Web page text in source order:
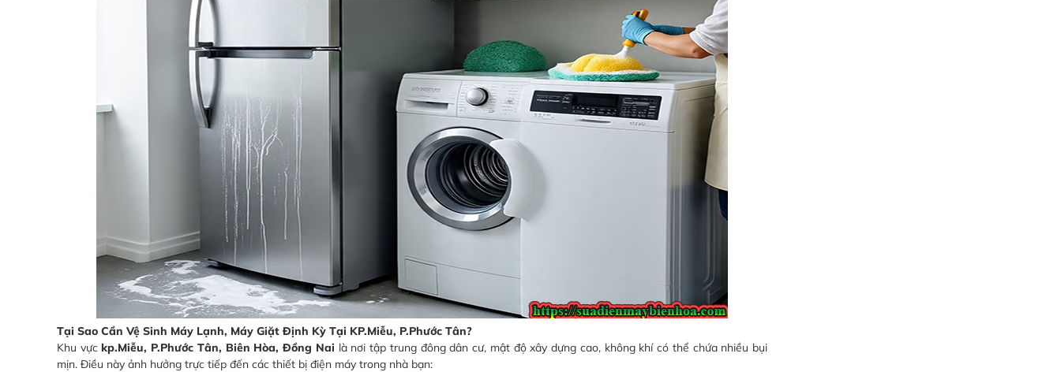
Tại Sao Cần Vệ Sinh Máy Lạnh, Máy Giặt Định Kỳ Tại KP.Miễu, P.Phước Tân?
Khu vựckp.Miễu, P.Phước Tân, Biên Hòa, Đồng Nai là nơi tập trung đông dân cư, mật độ xây dựng cao, không khí có thể chứa nhiều bụi
mịn. Điều này ảnh hưởng trực tiếp đến các thiết bị điện máy trong nhà bạn: